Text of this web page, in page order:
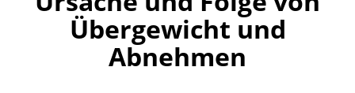
Übergewicht und
Abnehmen